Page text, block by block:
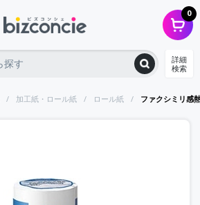
0
詳細
検索
加工紙・ロール紙 ロール紙 ファクシミリ感